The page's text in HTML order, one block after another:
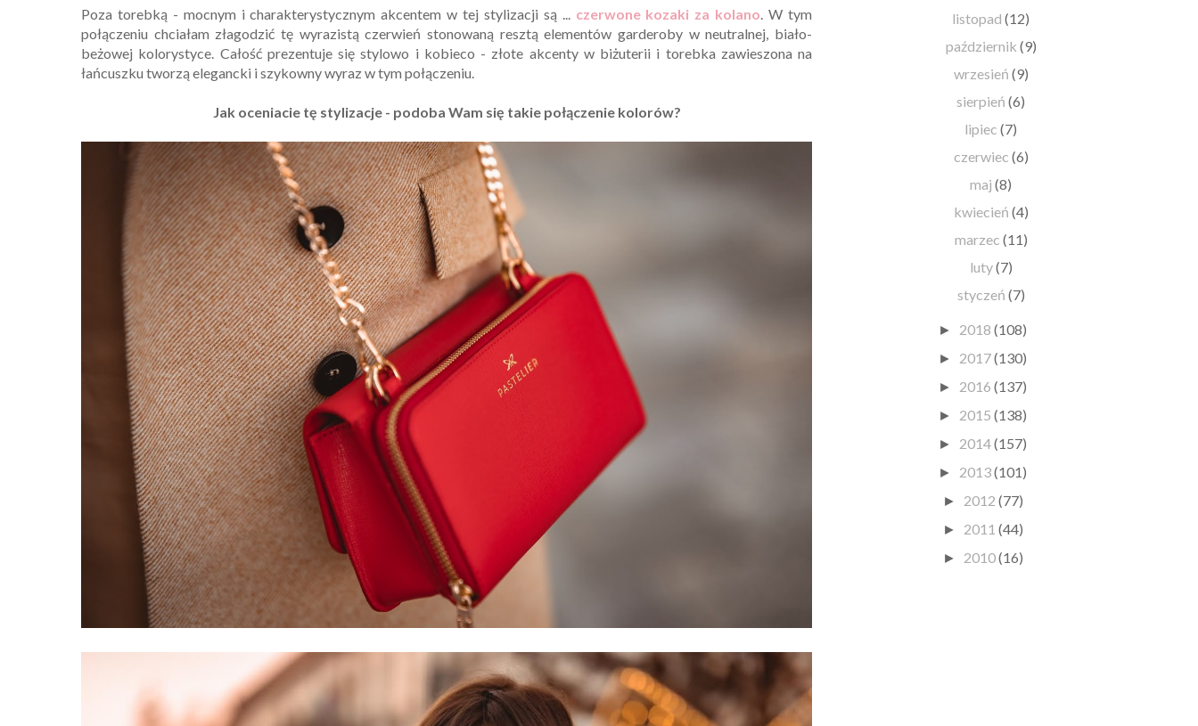
Poza torebką - mocnym i charakterystycznym akcentem w tej stylizacji są ... czerwone kozaki za kolano. W tym
połączeniu chciałam złagodzić tę wyrazistą czerwień stonowaną resztą elementów garderoby w neutralnej, biało-
beżowej kolorystyce. Całość prezentuje się stylowo i kobieco - złote akcenty w biżuterii i torebka zawieszona na
łańcuszku tworzą elegancki i szykowny wyraz w tym połączeniu.
Jak oceniacie tę stylizacje - podoba Wam się takie połączenie kolorów?
listopad(12)
październik (9)
wrzesień (9)
sierpień(6)
lipiec(7)
czerwiec (6)
maj(8)
kwiecień (4)
marzec (11)
luty(7)
styczeń (7)
► 2018 (108)
► 2017(130)
► 2016 (137)
► 2015 (138)
► 2014(157)
► 2013(101)
► 2012 (77)
► 2011 (44)
► 2010(16)